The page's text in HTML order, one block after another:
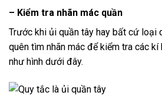
– Kiểm tra nhãn mác quần
Trước khi ủi quần tây hay bất cứ loại
quên tìm nhãn mác để kiểm tra các kí
như hình dưới đây.